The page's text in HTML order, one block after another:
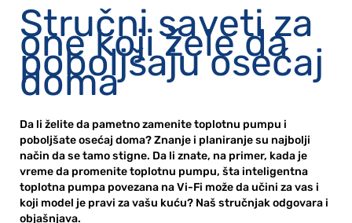
Stručni saveti za
one koji žele da
poboljšaju osećaj
doma
Da li želite da pametno zamenite toplotnu pumpu i
poboljšate osećaj doma? Znanje i planiranje su najbolji
način da se tamo stigne. Da li znate, na primer, kada je
vreme da promenite toplotnu pumpu, šta inteligentna
toplotna pumpa povezana na Vi-Fi može da učini za vas i
koji model je pravi za vašu kuću? Naš stručnjak odgovara i
objašnjava.